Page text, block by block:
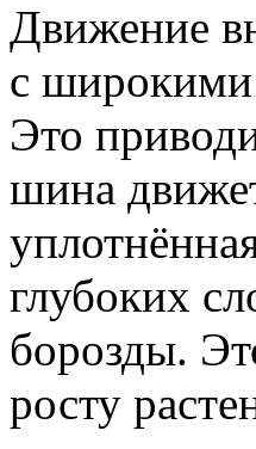
Движение
с
Это
шина
глубоких
борозды.
росту